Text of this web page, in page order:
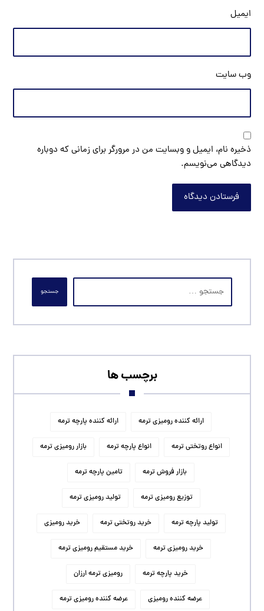
ایمیل
وب‌ سایت
ذخیره نام، ایمیل و وبسایت من در مرورگر برای زمانی که دوباره
دیدگاهی می‌نویسم.
فرستادن دیدگاه
جستجو
برچسب ها
ارائه کننده رومیزی ترمه ارائه کننده پارچه ترمه
انواع روتختی ترمه انواع پارچه ترمه بازار رومیزی ترمه
بازار فروش ترمه تامین پارچه ترمه
توزیع رومیزی ترمه تولید رومیزی ترمه
تولید پارچه ترمه خرید روتختی ترمه خرید رومیزی
خرید رومیزی ترمه خرید مستقیم رومیزی ترمه
خرید پارچه ترمه رومیزی ترمه ارزان
عرضه کننده رومیزی عرضه کننده رومیزی ترمه